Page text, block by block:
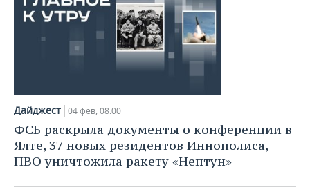
Дайджест 04 фев, 08:00
ФСБ раскрыла документы о конференции в
Ялте, 37 новых резидентов Иннополиса,
ПВО уничтожила ракету «Нептун»